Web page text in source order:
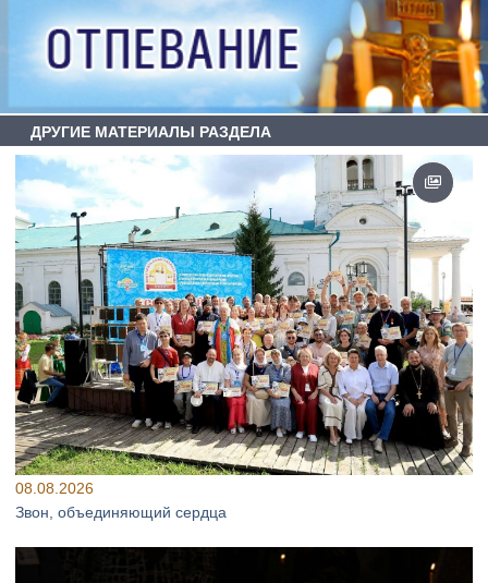
ДРУГИЕ МАТЕРИАЛЫ РАЗДЕЛА
08.08.2026
Звон, объединяющий сердца